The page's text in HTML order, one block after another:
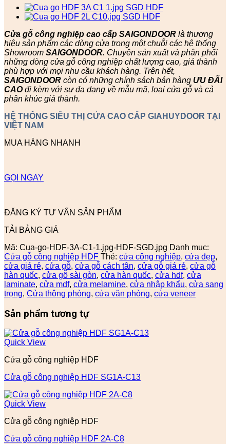
Cửa gỗ công nghiệp cao cấp SAIGONDOOR là thương
hiệu sản phẩm các dòng cửa trong một chuỗi các hệ thống
Showroom SAIGONDOOR. Chuyên sản xuất và phân phối
những dòng cửa gỗ công nghiệp chất lượng cao, giá thành
phù hợp với mọi nhu cầu khách hàng. Trên hết,
SAIGONDOOR còn có những chính sách bán hàng ƯU ĐÃI
CAOđi kèm với sự đa dạng về mẫu mã, loại cửa gỗ và cả
phân khúc giá thành.
HỆ THỐNG SIÊU THỊ CỬA CAO CẤP GIAHUYDOOR TẠI
VIỆT NAM
MUA HÀNG NHANH
GỌI NGAY
ĐĂNG KÝ TƯ VẤN SẢN PHẨM
TẢI BẢNG GIÁ
Mã: Cua-go-HDF-3A-C1-1.jpg-HDF-SGD.jpg Danh mục:
Cửa gỗ công nghiệp HDF Thẻ: cửa công nghiệp, cửa đẹp,
cửa giá rẻ, cửa gỗ, cửa gỗ cách tân, cửa gỗ giá rẻ, cửa gỗ
hàn quốc, cửa gỗ sài gòn, cửa hàn quốc, cửa hdf, cửa
laminate, cửa mdf, cửa melamine, cửa nhập khẩu, cửa sang
trọng, Cửa thông phòng, cửa văn phòng, cửa veneer
Sản phẩm tương tự
Quick View
Cửa gỗ công nghiệp HDF
Cửa gỗ công nghiệp HDF SG1A-C13
Quick View
Cửa gỗ công nghiệp HDF
Cửa gỗ công nghiệp HDF 2A-C8